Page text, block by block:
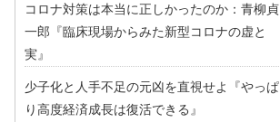
コロナ対策は本当に正しかったのか：青柳貞
一郎『臨床現場からみた新型コロナの虚と
実』
少子化と人手不足の元凶を直視せよ『やっぱ
り高度経済成長は復活できる』